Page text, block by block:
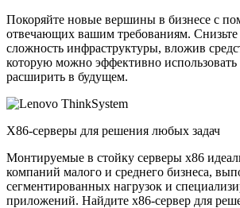
Покоряйте новые вершины в бизнесе с
отвечающих вашим требованиям. Снизьте
сложность инфраструктуры, вложив
которую можно эффективно использовать
расширить в будущем.
X86-серверы для решения любых задач
Монтируемые в стойку серверы x86
компаний малого и среднего бизнеса,
сегментированных нагрузок и
приложений. Найдите x86-сервер для